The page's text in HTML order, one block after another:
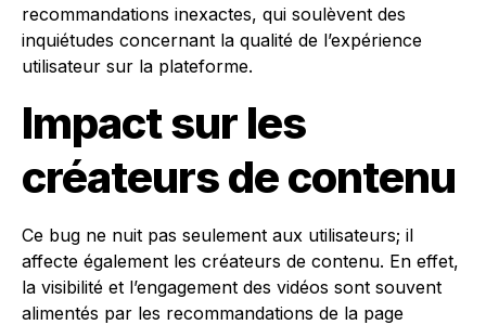
recommandations inexactes, qui soulèvent des
inquiétudes concernant la qualité de l’expérience
utilisateur sur la plateforme.
Impact sur les
créateurs de contenu
Ce bug ne nuit pas seulement aux utilisateurs; il
affecte également les créateurs de contenu. En effet,
la visibilité et l’engagement des vidéos sont souvent
alimentés par les recommandations de la page